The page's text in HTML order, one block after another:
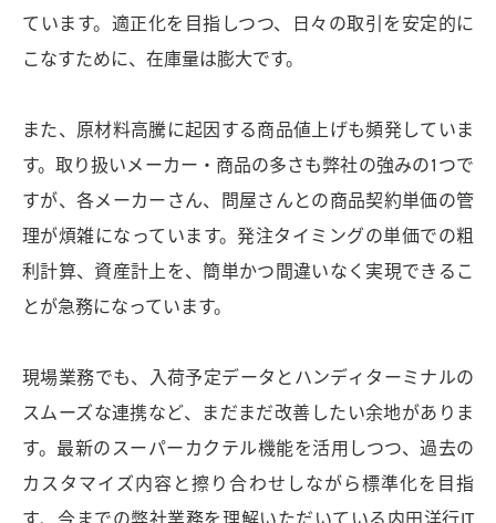
ています。適正化を目指しつつ、日々の取引を安定的に
こなすために、在庫量は膨大です。
また、原材料高騰に起因する商品値上げも頻発していま
す。取り扱いメーカー・商品の多さも弊社の強みの1つで
すが、各メーカーさん、問屋さんとの商品契約単価の管
理が煩雑になっています。発注タイミングの単価での粗
利計算、資産計上を、簡単かつ間違いなく実現できるこ
とが急務になっています。
現場業務でも、入荷予定データとハンディターミナルの
スムーズな連携など、まだまだ改善したい余地がありま
す。最新のスーパーカクテル機能を活用しつつ、過去の
カスタマイズ内容と擦り合わせしながら標準化を目指
す、今までの弊社業務を理解いただいている内田洋行IT